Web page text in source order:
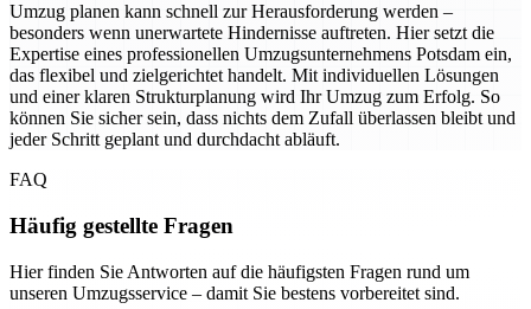
Umzug planen kann schnell zur Herausforderung werden –
besonders wenn unerwartete Hindernisse auftreten. Hier setzt die
Expertise eines professionellen Umzugsunternehmens Potsdam ein,
das flexibel und zielgerichtet handelt. Mit individuellen Lösungen
und einer klaren Strukturplanung wird Ihr Umzug zum Erfolg. So
können Sie sicher sein, dass nichts dem Zufall überlassen bleibt und
jeder Schritt geplant und durchdacht abläuft.
FAQ
Häufig gestellte Fragen
Hier finden Sie Antworten auf die häufigsten Fragen rund um
unseren Umzugsservice – damit Sie bestens vorbereitet sind.